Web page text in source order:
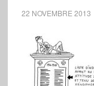
22 NOVEMBRE 2013